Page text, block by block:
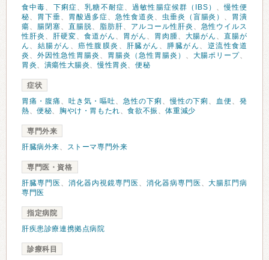
食中毒、 下痢症、乳糖不耐症、過敏性腸症候群（IBS） 、慢性便
秘、 胃下垂、 胃酸過多症、 急性食道炎 、 虫垂炎（盲腸炎） 、 胃潰
瘍、 腸閉塞、 直腸脱、 脂肪肝、 アルコール性肝炎 、 急性ウイルス
性肝炎 、 肝硬変、 食道がん 、 胃がん 、 胃肉腫、 大腸がん 、直腸が
ん 、 結腸がん 、癌性腹膜炎 、 肝臓がん 、 膵臓がん 、 逆流性食道
炎 、 外因性急性胃腸炎 、 胃腸炎（急性胃腸炎） 、 大腸ポリープ、
胃炎、 潰瘍性大腸炎、慢性胃炎、便秘
症状
胃痛・腹痛 、 吐き気・嘔吐、 急性の下痢 、慢性の下痢 、 血便、発
熱、便秘、 胸やけ・胃もたれ、食欲不振 、体重減少
専門外来
肝臓病外来、 ストーマ専門外来
専門医・資格
肝臓専門医 、 消化器内視鏡専門医 、 消化器病専門医 、大腸肛門病
専門医
指定病院
肝疾患診療連携拠点病院
診療科目